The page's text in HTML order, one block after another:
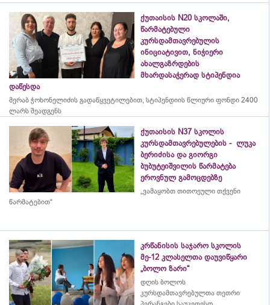
ქუთაისის N20 სკოლაში,
წარმატებული
კურსდამთავრებულის
ინიციატივით, ნიჭიერი
ახალგაზრდების
მხარდასაჭერად სტიპენდია
დაწესდა
მერაბ ჭოხონელიძის გადაწყვეტილებით, სტიპენდიის წლიური ფონდი 2400
ლარს შეადგენს
ქუთაისის N37 სკოლის
კურსდამთავრებულების - ლუკა
ბერიძისა და გიორგი
ბუბუტეიშვილის წარმატება
ეროვნულ გამოცდებზე
„ვამაყობთ თითოეული თქვენი
წარმატებით“
კრწანისის საჯარო სკოლის
მე-12 კლასელთა დაუვიწყარი
„ბოლო ზარი“
დღის ბოლოს
კურსდამთავრებულთა თეთრი